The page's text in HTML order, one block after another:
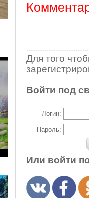
Для того
Войти под
Логин:
Пароль:
Или войти